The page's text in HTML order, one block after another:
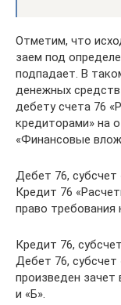
Отметим, что
заем под
подпадает. В
денежных
дебету счета 76
кредиторами» на
«Финансовые
Дебет 76,
Кредит 76
право требования
Кредит 76,
Дебет 76,
произведен зачет
и «Б».